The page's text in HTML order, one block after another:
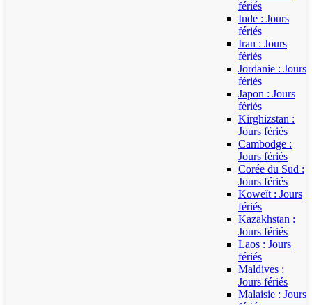
fériés
Inde : Jours
fériés
Iran : Jours
fériés
Jordanie : Jours
fériés
Japon : Jours
fériés
Kirghizstan :
Jours fériés
Cambodge :
Jours fériés
Corée du Sud :
Jours fériés
Koweït : Jours
fériés
Kazakhstan :
Jours fériés
Laos : Jours
fériés
Maldives :
Jours fériés
Malaisie : Jours